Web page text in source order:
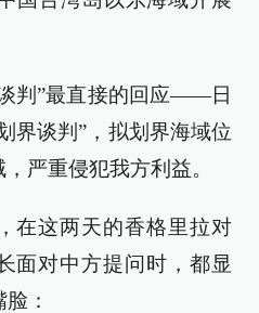
判”最直接的回应——日
界谈判”，拟划界海域位
严重侵犯我方利益。
在这两天的香格里拉对
面对中方提问时，都显
：